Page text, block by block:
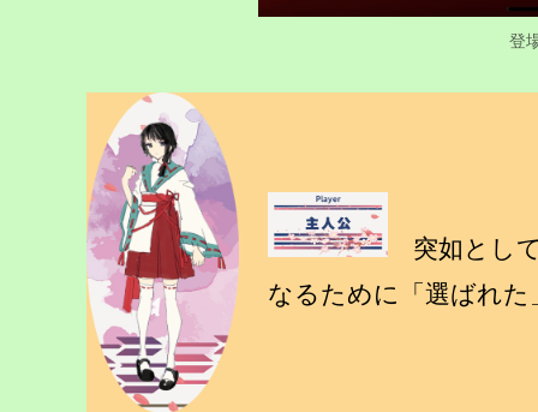
登
突如として
なるために「選ばれ